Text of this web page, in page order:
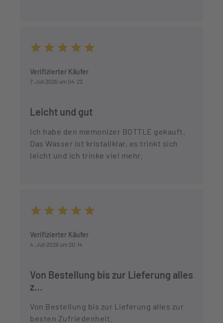
Verifizierter Käufer
7. Juli 2026 um 04:22
Leicht und gut
Ich habe den memonizer BOTTLE gekauft.
Das Wasser ist kristallklar, es trinkt sich
leicht und ich trinke viel mehr.
Verifizierter Käufer
4. Juli 2026 um 20:14
Von Bestellung bis zur Lieferung alles
z…
Von Bestellung bis zur Lieferung alles zur
besten Zufriedenheit.